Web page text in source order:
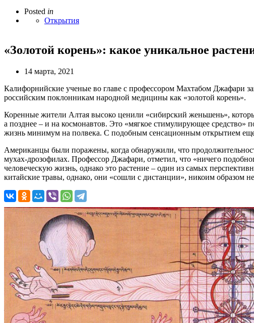
Posted in
Открытия
«Золотой корень»: какое уникальное
14 марта, 2021
Калифорнийские ученые во главе с профессором Махтабом Джафари
российским поклонникам народной медицины как «золотой корень».
Коренные жители Алтая высоко ценили «сибирский женьшень»,
а позднее – и на космонавтов. Это «мягкое стимулирующее
жизнь минимум на полвека. С подобным сенсационным открытием
Американцы были поражены, когда обнаружили, что
мухах-дрозофилах. Профессор Джафари, отметил, что «ничего
человеческую жизнь, однако это растение – один из самых
китайские травы, однако, они «сошли с дистанции», никоим образом